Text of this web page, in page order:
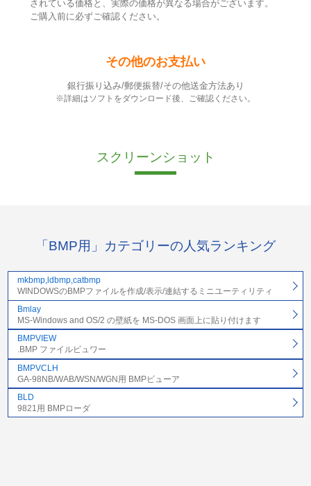
されている価格と、実際の価格が異なる場合がございます。
ご購入前に必ずご確認ください。
その他のお支払い
銀行振り込み/郵便振替/その他送金方法あり
※詳細はソフトをダウンロード後、ご確認ください。
スクリーンショット
「BMP用」カテゴリーの人気ランキング
mkbmp,ldbmp,catbmp
WINDOWSのBMPファイルを作成/表示/連結するミニユーティリティ
Bmlay
MS-Windows and OS/2 の壁紙を MS-DOS 画面上に貼り付けます
BMPVIEW
.BMP ファイルビュワー
BMPVCLH
GA-98NB/WAB/WSN/WGN用 BMPビューア
BLD
9821用 BMPローダ